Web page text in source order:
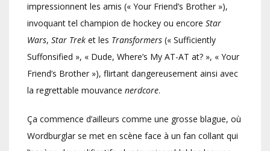
impressionnent les amis (« Your Friend’s Brother »),
invoquant tel champion de hockey ou encore Star
Wars, Star Trek et les Transformers (« Sufficiently
Suffonsified », « Dude, Where’s My AT-AT at? », « Your
Friend’s Brother »), flirtant dangereusement ainsi avec
la regrettable mouvance nerdcore.
Ça commence d’ailleurs comme une grosse blague, où
Wordburglar se met en scène face à un fan collant qui